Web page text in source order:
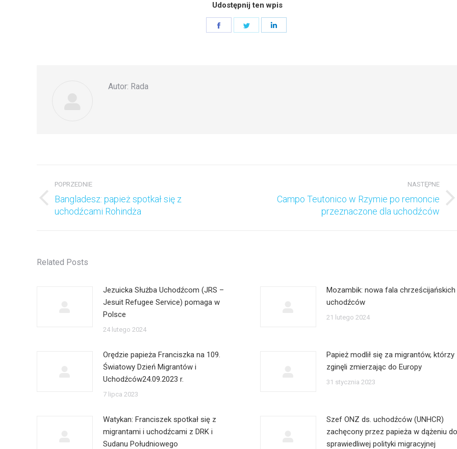
Udostępnij ten wpis
Share
Autor: Rada
wpisówPOPRZEDNIE
Poprzedni
wpis:
Bangladesz: papież spotkał się z
uchodźcami Rohindża
NASTĘPNE
Następny
Campo Teutonico w Rzymie po remoncie
przeznaczone dla uchodźców
Related Posts
Jezuicka Służba Uchodźcom (JRS –
Jesuit Refugee Service) pomaga w
Polsce
24 lutego 2024
Mozambik: nowa fala chrześcijańskich
uchodźców
21 lutego 2024
Orędzie papieża Franciszka na 109.
Światowy Dzień Migrantów i
Uchodźców24.09.2023 r.
7 lipca 2023
Papież modlił się za migrantów, którzy
zginęli zmierzając do Europy
31 stycznia 2023
Watykan: Franciszek spotkał się z
migrantami i uchodźcami z DRK i
Sudanu Południowego
Szef ONZ ds. uchodźców (UNHCR)
zachęcony przez papieża w dążeniu do
sprawiedliwej polityki migracyjnej